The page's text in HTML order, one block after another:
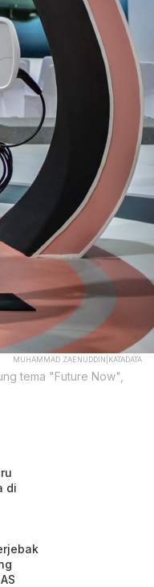
MUHAMMAD ZAENUDDIN|KATADATA
tema "Future Now",
di